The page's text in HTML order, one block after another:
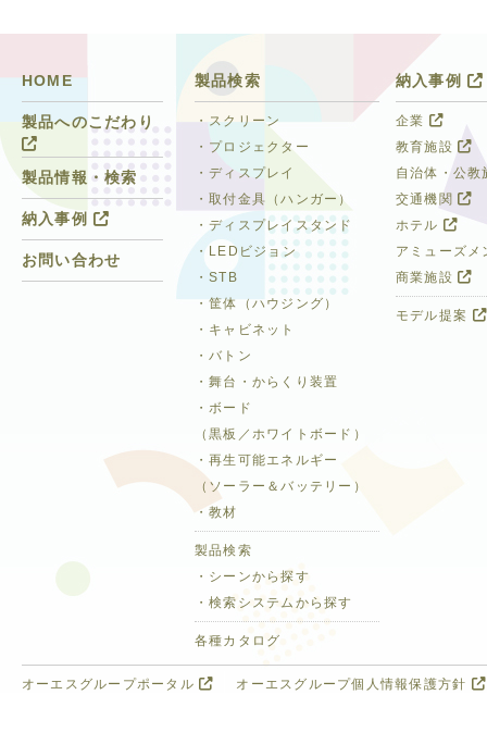
HOME
製品へのこだわり
製品情報・検索
納入事例
お問い合わせ
納入事例
企業
教育施設
自治体・公教
交通機関
ホテル
アミューズ
商業施設
モデル提案
製品検索
・スクリーン
・プロジェクター
・ディスプレイ
・取付金具（ハンガー）
・ディスプレイスタンド
・LEDビジョン
・STB
・筐体（ハウジング）
・キャビネット
・バトン
・舞台・からくり装置
・ボード
（黒板／ホワイトボード）
・再生可能エネルギー
（ソーラー＆バッテリー）
・教材
製品検索
・シーンから探す
・検索システムから探す
各種カタログ
オーエスグループポータル オーエスグループ個人情報保護方針